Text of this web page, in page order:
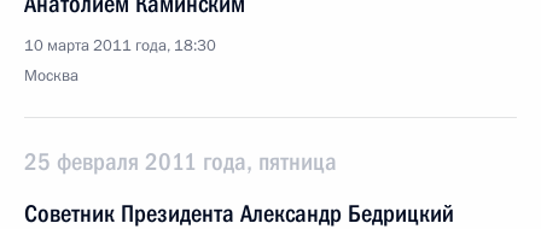
10 марта 2011 года, 18:30
Москва
25 февраля 2011 года, пятница
Советник Президента Александр Бедрицкий